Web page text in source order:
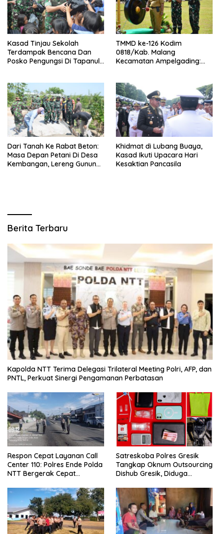
Kasad Tinjau Sekolah
Terdampak Bencana Dan
Posko Pengungsi Di Tapanuli
TMMD ke-126 Kodim
0818/Kab. Malang
Kecamatan Ampelgading:
Pipanisasi Jadi Fokus Utama
Dari Tanah Ke Rabat Beton:
Masa Depan Petani Di Desa
Kembangan, Lereng Gunung
Khidmat di Lubang Buaya,
Kasad Ikuti Upacara Hari
Kesaktian Pancasila
Berita Terbaru
Kapolda NTT Terima Delegasi Trilateral Meeting Polri, AFP, dan
PNTL, Perkuat Sinergi Pengamanan Perbatasan
Respon Cepat Layanan Call
Center 110: Polres Ende Polda
NTT Bergerak Cepat
Simpang Lima
Satreskoba Polres Gresik
Tangkap Oknum Outsourcing
Dishub Gresik, Diduga
Bangkalan